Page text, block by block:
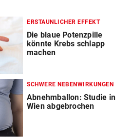
ERSTAUNLICHER EFFEKT
Die blaue Potenzpille
könnte Krebs schlapp
machen
SCHWERE NEBENWIRKUNGEN
Abnehmballon: Studie in
Wien abgebrochen